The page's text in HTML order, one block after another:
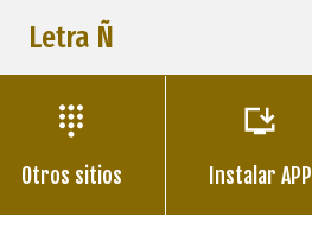
Letra Ñ
Otros sitios Instalar APP